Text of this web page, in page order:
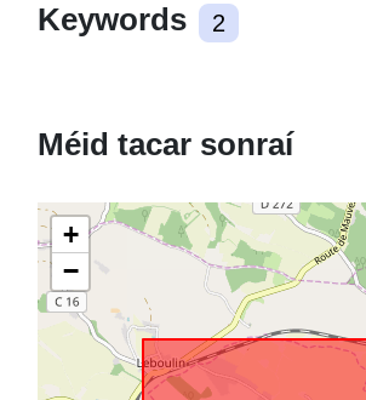
Keywords 2
Méid tacar sonraí
+
−